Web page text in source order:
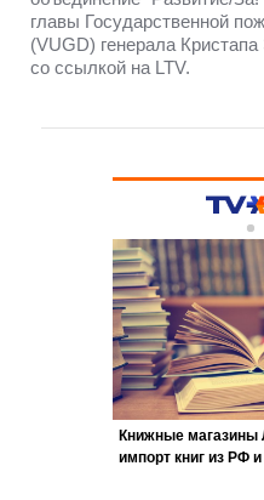
главы Государственной
(VUGD) генерала
со ссылкой на LTV.